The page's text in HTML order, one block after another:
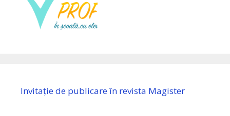
Invitație de publicare în revista Magister